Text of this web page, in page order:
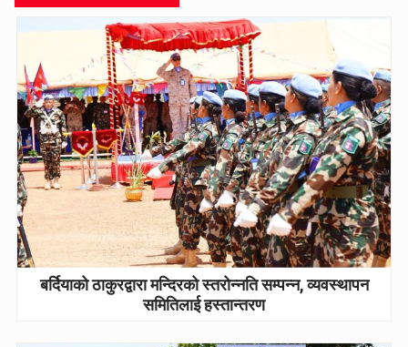
बर्दियाको ठाकुरद्वारा मन्दिरको स्तरोन्नति सम्पन्न, व्यवस्थापन
समितिलाई हस्तान्तरण